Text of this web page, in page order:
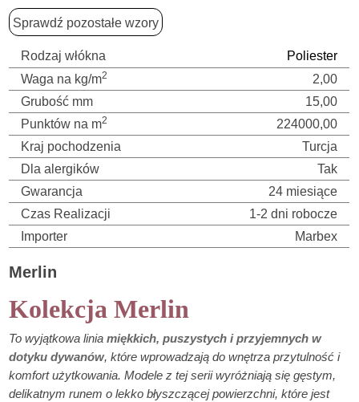
Sprawdź pozostałe wzory
Rodzaj włókna
Poliester
Waga na kg/m2
2,00
Grubość mm
15,00
Punktów na m2
224000,00
Kraj pochodzenia
Turcja
Dla alergików
Tak
Gwarancja
24 miesiące
Czas Realizacji
1-2 dni robocze
Importer
Marbex
Merlin
Kolekcja Merlin
To wyjątkowa liniamiękkich, puszystych i przyjemnych w
dotyku dywanów, które wprowadzają do wnętrza przytulność i
komfort użytkowania. Modele z tej serii wyróżniają się gęstym,
delikatnym runem o lekko błyszczącej powierzchni, które jest